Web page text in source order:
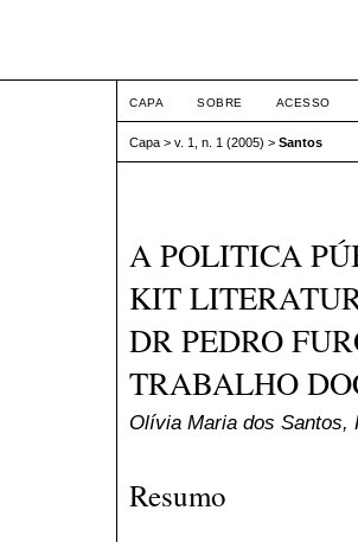
CAPA SOBRE ACESSO
Capa > v. 1, n. 1 (2005) > Santos
A POLITICA
KIT
DR PEDRO
TRABALHO
Olívia Maria dos Santos,
Resumo